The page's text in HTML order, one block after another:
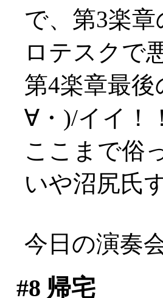
で、第3楽
ロテスクで
第4楽章最
∀・)/イイ！！
ここまで俗
いや沼尻氏
今日の演奏
#8 帰宅